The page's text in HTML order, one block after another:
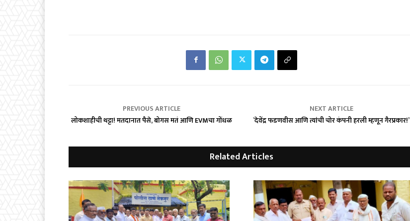
PREVIOUS ARTICLE
लोकशाहीची थट्टा! मतदानात पैसे, बोगस मतं आणि EVMचा गोंधळ
NEXT ARTICLE
`देवेंद्र फडणवीस आणि त्यांची चोर कंपनी हरली म्हणून गैरप्रकार!’
Related Articles